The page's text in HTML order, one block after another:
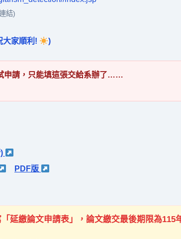
結)
大家順利!
)
申請，只能填這張交給系辦了……
PDF版
延繳論文申請表」，論文繳交最後期限為115